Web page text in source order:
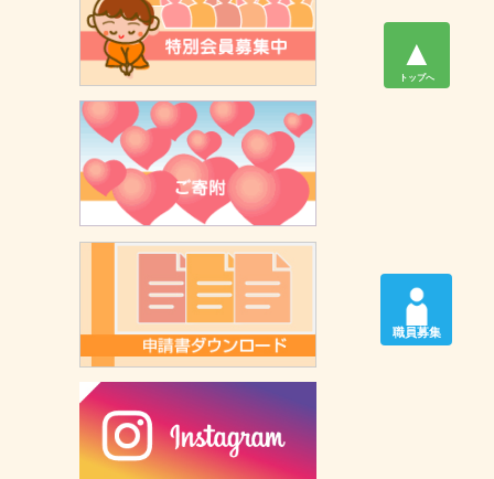
▲
トップへ
職員募集